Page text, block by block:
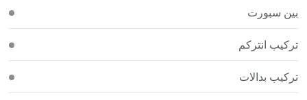
بين سبورت
تركيب انتركم
تركيب بدالات